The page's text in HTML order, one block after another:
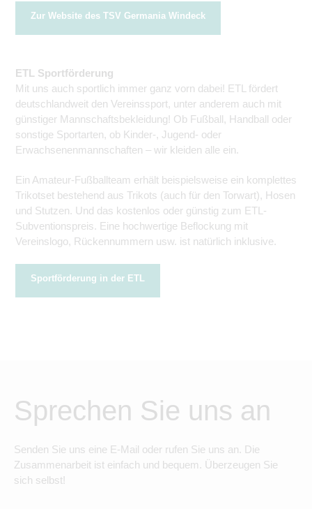
Zur Website des TSV Germania Windeck
ETL Sportförderung
Mit uns auch sportlich immer ganz vorn dabei! ETL fördert
deutschlandweit den Vereinssport, unter anderem auch mit
günstiger Mannschaftsbekleidung! Ob Fußball, Handball oder
sonstige Sportarten, ob Kinder-, Jugend- oder
Erwachsenenmannschaften – wir kleiden alle ein.
Ein Amateur-Fußballteam erhält beispielsweise ein komplettes
Trikotset bestehend aus Trikots (auch für den Torwart), Hosen
und Stutzen. Und das kostenlos oder günstig zum ETL-
Subventionspreis. Eine hochwertige Beflockung mit
Vereinslogo, Rückennummern usw. ist natürlich inklusive.
Sportförderung in der ETL
Sprechen Sie uns an
Senden Sie uns eine E-Mail oder rufen Sie uns an. Die
Zusammenarbeit ist einfach und bequem. Überzeugen Sie
sich selbst!